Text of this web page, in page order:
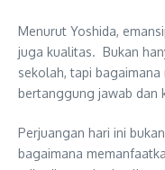
Menurut Yoshida,
juga kualitas. Bukan
sekolah, tapi bagaimana
bertanggung jawab dan
Perjuangan hari ini
bagaimana